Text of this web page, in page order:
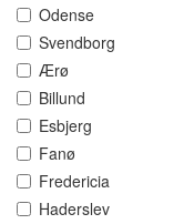
Odense
Svendborg
Ærø
Billund
Esbjerg
Fanø
Fredericia
Haderslev